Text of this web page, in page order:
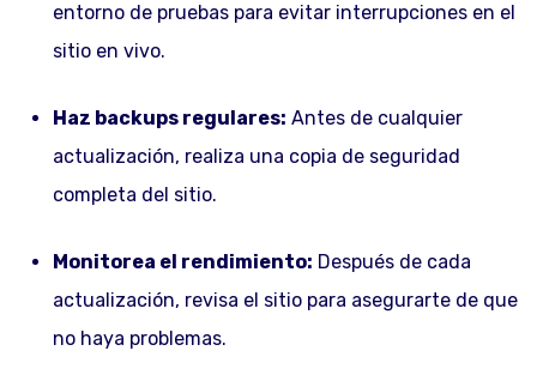
entorno de pruebas para evitar interrupciones en el
sitio en vivo.
Haz backups regulares: Antes de cualquier
actualización, realiza una copia de seguridad
completa del sitio.
Monitorea el rendimiento: Después de cada
actualización, revisa el sitio para asegurarte de que
no haya problemas.